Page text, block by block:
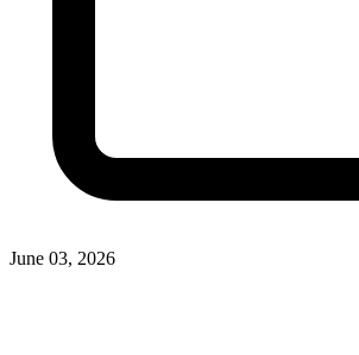
June 03, 2026